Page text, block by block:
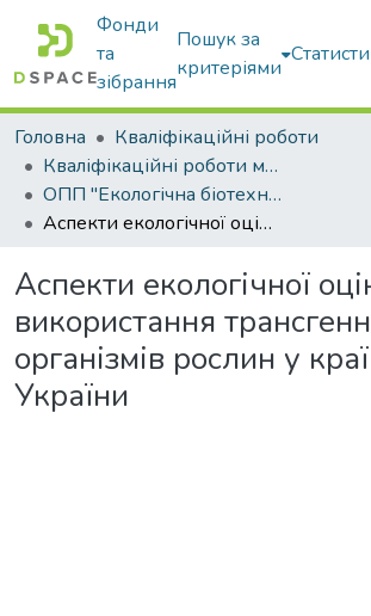
Фонди
та
зібрання
Пошук за
критеріями
Головна
Кваліфікаційні роботи
Кваліфікаційні роботи магістрів
ОПП "Екологічна біотехнологія та біоенергетика"
Аспекти екологічної оцінки та використання трансгенних організмів рослин у країнах ЄС та України
Аспекти екологічної
використання
організмів рослин у
України